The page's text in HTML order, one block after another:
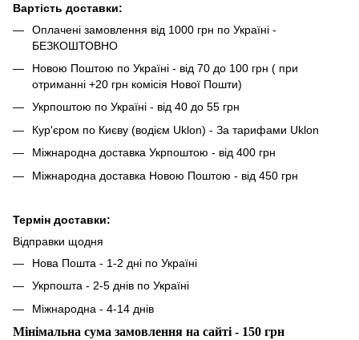
Вартість доставки:
Оплачені замовлення від 1000 грн по Україні -
БЕЗКОШТОВНО
Новою Поштою по Україні - від 70 до 100 грн ( при
отриманні +20 грн комісія Нової Пошти)
Укрпоштою по Україні - від 40 до 55 грн
Кур'єром по Києву (водієм Uklon) - За тарифами Uklon
Міжнародна доставка Укрпоштою - від 400 грн
Міжнародна доставка Новою Поштою - від 450 грн
Термін доставки:
Відправки щодня
Нова Пошта - 1-2 дні по Україні
Укрпошта - 2-5 днів по Україні
Міжнародна - 4-14 днів
Мінімальна сума замовлення на сайті - 150 грн